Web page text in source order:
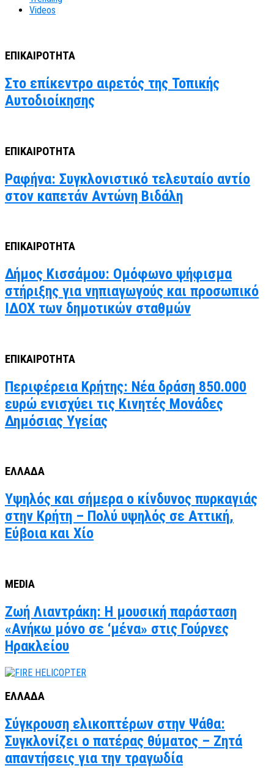
Videos
ΕΠΙΚΑΙΡΟΤΗΤΑ
Στο επίκεντρο αιρετός της Τοπικής
Αυτοδιοίκησης
ΕΠΙΚΑΙΡΟΤΗΤΑ
Ραφήνα: Συγκλονιστικό τελευταίο αντίο
στον καπετάν Αντώνη Βιδάλη
ΕΠΙΚΑΙΡΟΤΗΤΑ
Δήμος Κισσάμου: Ομόφωνο ψήφισμα
στήριξης για νηπιαγωγούς και προσωπικό
ΙΔΟΧ των δημοτικών σταθμών
ΕΠΙΚΑΙΡΟΤΗΤΑ
Περιφέρεια Κρήτης: Νέα δράση 850.000
ευρώ ενισχύει τις Κινητές Μονάδες
Δημόσιας Υγείας
ΕΛΛΑΔΑ
Υψηλός και σήμερα ο κίνδυνος πυρκαγιάς
στην Κρήτη – Πολύ υψηλός σε Αττική,
Εύβοια και Χίο
MEDIA
Ζωή Λιαντράκη: Η μουσική παράσταση
«Ανήκω μόνο σε ‘μένα» στις Γούρνες
Ηρακλείου
ΕΛΛΑΔΑ
Σύγκρουση ελικοπτέρων στην Ψάθα:
Συγκλονίζει ο πατέρας θύματος – Ζητά
απαντήσεις για την τραγωδία